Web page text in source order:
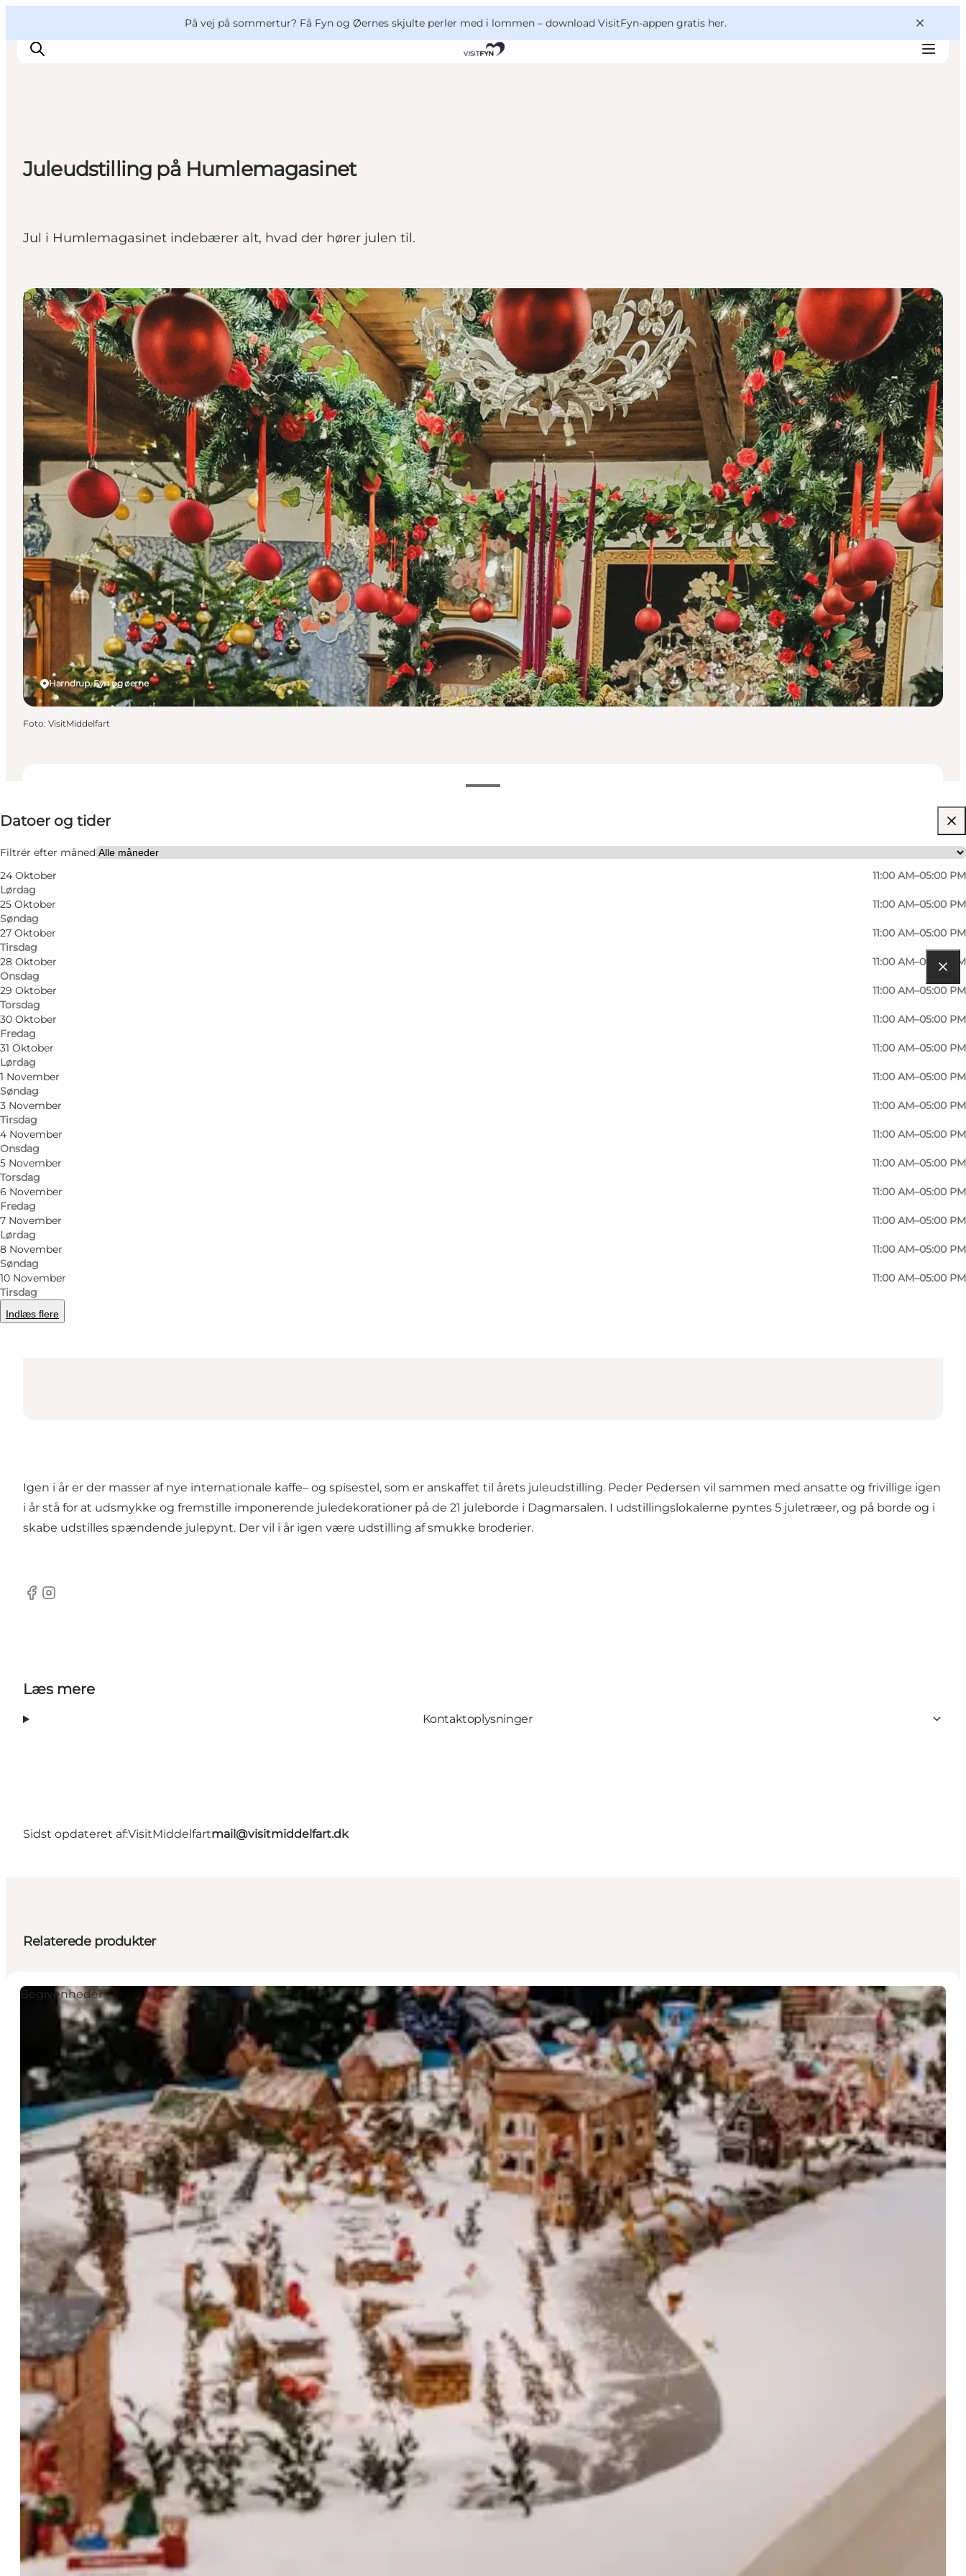
På vej på sommertur? Få Fyn og Øernes skjulte perler med i lommen – download VisitFyn-appen gratis her.
Oplevelser
Outdoor
Book lokale oplevelser
Juleudstilling på Humlemagasinet
Jul i Humlemagasinet indebærer alt, hvad der hører julen til.
Datoer og tider
Filtrér efter måned
24 Oktober
Lørdag
11:00 AM–05:00 PM
25 Oktober
Søndag
11:00 AM–05:00 PM
27 Oktober
Tirsdag
11:00 AM–05:00 PM
28 Oktober
Onsdag
11:00 AM–05:00 PM
29 Oktober
Torsdag
11:00 AM–05:00 PM
30 Oktober
Fredag
11:00 AM–05:00 PM
31 Oktober
Lørdag
11:00 AM–05:00 PM
1 November
Søndag
11:00 AM–05:00 PM
3 November
Tirsdag
11:00 AM–05:00 PM
4 November
Onsdag
11:00 AM–05:00 PM
5 November
Torsdag
11:00 AM–05:00 PM
6 November
Fredag
11:00 AM–05:00 PM
7 November
Lørdag
11:00 AM–05:00 PM
8 November
Søndag
11:00 AM–05:00 PM
10 November
Tirsdag
11:00 AM–05:00 PM
Indlæs flere
Besøg hjemmeside
Harndrup, Fyn og øerne
Det sker
Foto: VisitMiddelfart
Find vej
Rugårdsvej 51
5463 Harndrup
Igen i år er der masser af nye internationale kaffe– og spisestel, som er anskaffet til årets juleudstilling. Peder Pedersen vil sammen med ansatte og frivillige igen
i år stå for at udsmykke og fremstille imponerende juledekorationer på de 21 juleborde i Dagmarsalen. I udstillingslokalerne pyntes 5 juletræer, og på borde og i
skabe udstilles spændende julepynt. Der vil i år igen være udstilling af smukke broderier.
Facebook
Instagram
Læs mere
Kontaktoplysninger
Sidst opdateret af:VisitMiddelfartmail@visitmiddelfart.dk
Relaterede produkter
Begivenheder